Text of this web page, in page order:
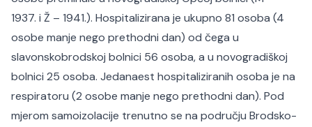
1937. i Ž – 1941.). Hospitalizirana je ukupno 81 osoba (4
osobe manje nego prethodni dan) od čega u
slavonskobrodskoj bolnici 56 osoba, a u novogradiškoj
bolnici 25 osoba. Jedanaest hospitaliziranih osoba je na
respiratoru (2 osobe manje nego prethodni dan). Pod
mjerom samoizolacije trenutno se na području Brodsko-